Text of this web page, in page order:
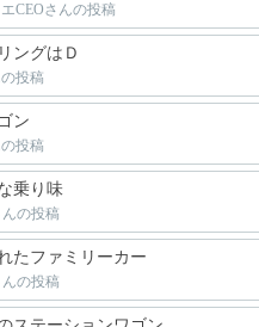
CEOさんの投稿
ングはＤ
投稿
ン
投稿
乗り味
んの投稿
たファミリーカー
んの投稿